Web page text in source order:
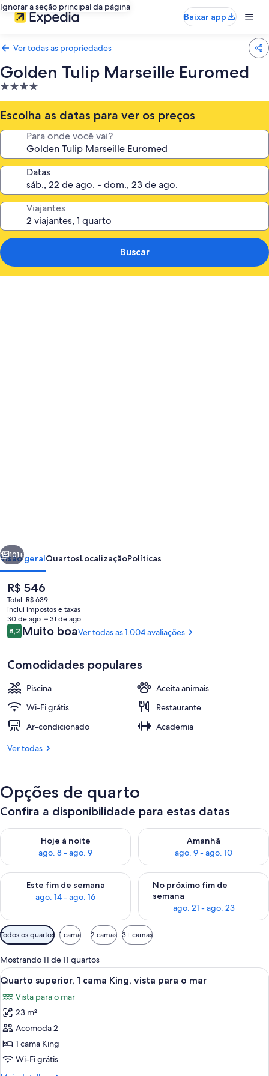
Ignorar a seção principal da página
Baixar app
Ver todas as propriedades
Golden Tulip Marseille Euromed
Propriedade
4.0
estrelas
Escolha as datas para ver os preços
Para onde você vai?
Datas
Viajantes
Buscar
Piscina interna
Próximo
101+
Visão geralQuartosLocalizaçãoPolíticas
O
preço
atual
é
R$ 546
R$ 546
Total: R$ 639
inclui impostos e taxas
30 de ago. – 31 de ago.
Avaliações
8,28,2 de 10
Muito boaVer todas as 1.004 avaliações
Comodidades populares
Piscina
Aceita animais
Wi-Fi grátis
Restaurante
Ar-condicionado
Academia
Ver todas
Opções de quarto
Confira a disponibilidade para estas datas
Hoje à noite
ago. 8 - ago. 9
Verifica a disponibilidade para esta noite, ago. 8 - ago. 9
Amanhã
ago. 9 - ago. 10
Verifica a disponibilidade
Este fim de semana
ago. 14 - ago. 16
Verifica a disponibilidade para este fim de semana, ago. 14 -
No próximo fim de
semana
ago. 21 - ago. 23
Verifica a disponibilidade
Filtros
disponíveis
para
os
quartos
Todos os quartos 1 cama 2 camas 3+ camas
Mostrando 11 de 11 quartos
Carrega
todas
as
fotos
de
Quarto
superior,
Quarto de hotel com uma cama
9
Quarto superior, 1 cama King, vista para o mar
Vista para o mar
23 m²
Acomoda 2
1 cama King
Wi-Fi grátis